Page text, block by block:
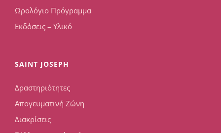
Ωρολόγιο Πρόγραμμα
Εκδόσεις – Υλικό
SAINT JOSEPH
Δραστηριότητες
Απογευματινή Ζώνη
Διακρίσεις